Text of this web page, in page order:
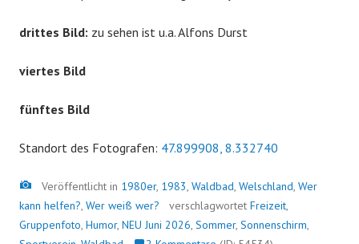
drittes Bild: zu sehen ist u.a. Alfons Durst
viertes Bild
fünftes Bild
Standort des Fotografen: 47.899908, 8.332740
Bild
Veröffentlicht in 1980er, 1983, Waldbad, Welschland, Wer
kann helfen?, Wer weiß wer? verschlagwortet Freizeit,
Gruppenfoto, Humor, NEU Juni 2026, Sommer, Sonnenschirm,